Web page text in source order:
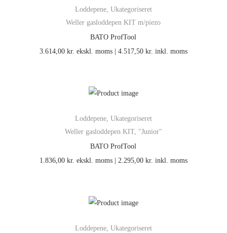
Loddepene, Ukategoriseret
Weller gasloddepen KIT m/piezo
BATO ProfTool
3.614,00 kr. ekskl. moms | 4.517,50 kr. inkl. moms
Loddepene, Ukategoriseret
Weller gasloddepen KIT, "Junior"
BATO ProfTool
1.836,00 kr. ekskl. moms | 2.295,00 kr. inkl. moms
Loddepene, Ukategoriseret